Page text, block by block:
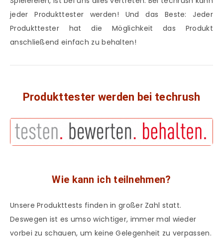
jeder Produkttester werden! Und das Beste: Jeder
Produkttester hat die Möglichkeit das Produkt
anschließend einfach zu behalten!
Produkttester werden bei techrush
Wie kann ich teilnehmen?
Unsere Produkttests finden in großer Zahl statt.
Deswegen ist es umso wichtiger, immer mal wieder
vorbei zu schauen, um keine Gelegenheit zu verpassen.